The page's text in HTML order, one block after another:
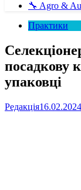
🔧 Agro &
Практики
посадкову
упаковці
Редакція16.02.2024